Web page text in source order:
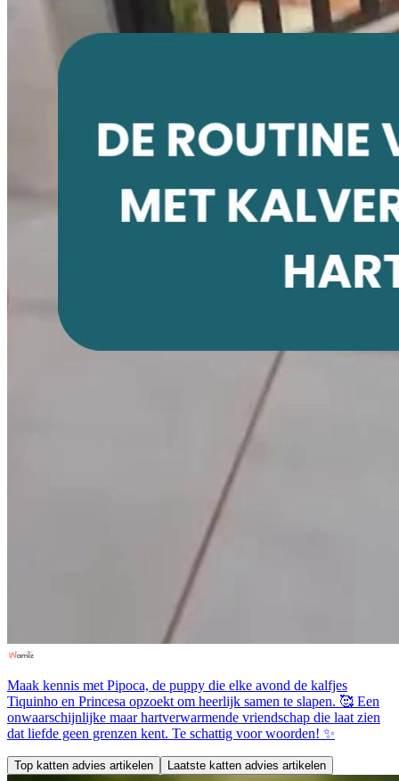
Maak kennis met Pipoca, de puppy die elke avond de kalfjes
Tiquinho en Princesa opzoekt om heerlijk samen te slapen. 🥰 Een
onwaarschijnlijke maar hartverwarmende vriendschap die laat zien
dat liefde geen grenzen kent. Te schattig voor woorden! ✨
Top katten advies artikelen Laatste katten advies artikelen